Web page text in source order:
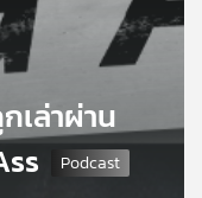
เล่าผ่าน